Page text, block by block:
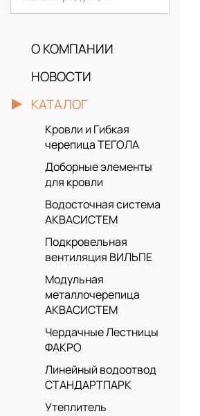
О КОМПАНИИ
НОВОСТИ
КАТАЛОГ
Кровли и Гибкая
черепица ТЕГОЛА
Доборные элементы
для кровли
Водосточная система
АКВАСИСТЕМ
Подкровельная
вентиляция ВИЛЬПЕ
Модульная
металлочерепица
АКВАСИСТЕМ
Чердачные Лестницы
ФАКРО
Линейный водоотвод
СТАНДАРТПАРК
Утеплитель